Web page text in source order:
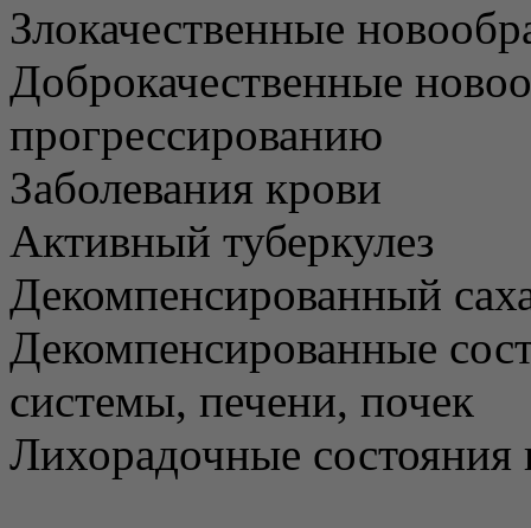
Злокачественные
Доброкачественные
прогрессированию
Заболевания крови
Активный туберкулез
Декомпенсированный
Декомпенсированные
системы, печени, почек
Лихорадочные состояния